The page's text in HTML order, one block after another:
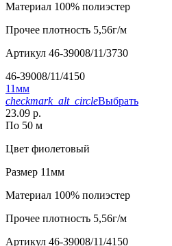
Материал 100% полиэстер
Прочее плотность 5,56г/м
Артикул 46-39008/11/3730
46-39008/11/4150
11мм
checkmark_alt_circleВыбрать
23.09 р.
По 50 м
Цвет фиолетовый
Размер 11мм
Материал 100% полиэстер
Прочее плотность 5,56г/м
Артикул 46-39008/11/4150